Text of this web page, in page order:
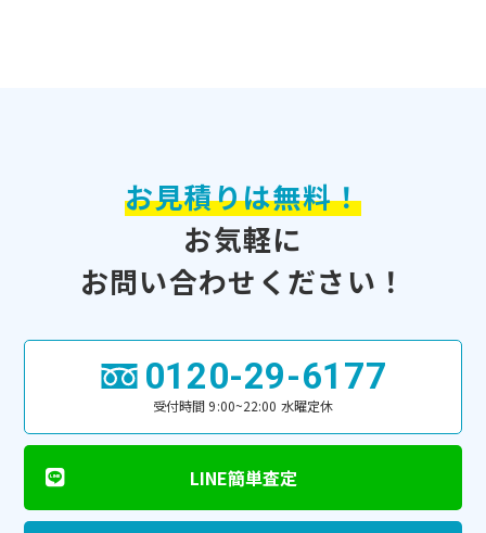
お見積りは無料！
お気軽に
お問い合わせください！
0120-29-6177
受付時間 9:00~22:00 水曜定休
LINE簡単査定